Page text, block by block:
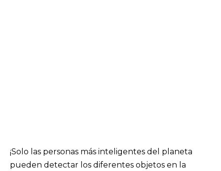
¡Solo las personas más inteligentes del planeta
pueden detectar los diferentes objetos en la